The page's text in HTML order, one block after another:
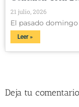
21 julio, 2026
El pasado
Leer »
Deja tu comentario